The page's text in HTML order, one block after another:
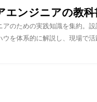
エンジニアの教科
アのための実践知識を集約。
ウを体系的に解説し、現場で